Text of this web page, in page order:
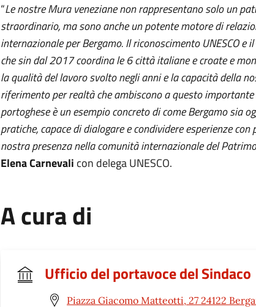
“Le nostre Mura veneziane non rappresentano solo un
straordinario, ma sono anche un potente motore di
internazionale per Bergamo. Il riconoscimento UNESCO
che sin dal 2017 coordina le 6 città italiane e croate e
la qualità del lavoro svolto negli anni e la capacità della
riferimento per realtà che ambiscono a questo
portoghese è un esempio concreto di come Bergamo sia
pratiche, capace di dialogare e condividere esperienze
nostra presenza nella comunità internazionale del
Elena Carnevali con delega UNESCO.
A cura di
Ufficio del portavoce del Sindaco
Piazza Giacomo Matteotti, 27 24122